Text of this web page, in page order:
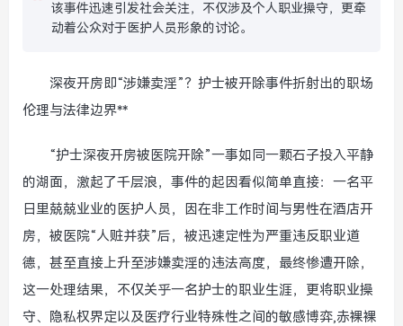
该事件迅速引发社会关注，不仅涉及个人职业操守，更牵
动着公众对于医护人员形象的讨论。
深夜开房即“涉嫌卖淫”？护士被开除事件折射出的职场
伦理与法律边界**
“护士深夜开房被医院开除”一事如同一颗石子投入平静
的湖面，激起了千层浪，事件的起因看似简单直接：一名平
日里兢兢业业的医护人员，因在非工作时间与男性在酒店开
房，被医院“人赃并获”后，被迅速定性为严重违反职业道
德，甚至直接上升至涉嫌卖淫的违法高度，最终惨遭开除，
这一处理结果，不仅关乎一名护士的职业生涯，更将职业操
守、隐私权界定以及医疗行业特殊性之间的敏感博弈,赤裸裸